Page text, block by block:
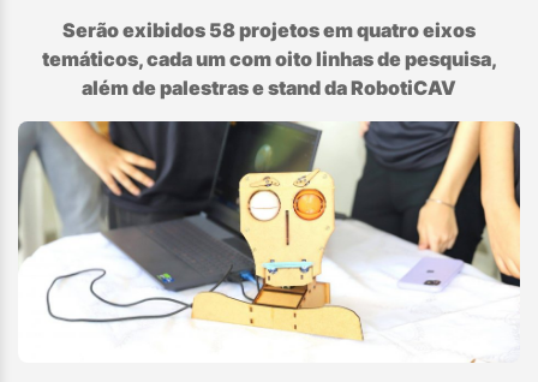
Serão exibidos 58 projetos em quatro eixos
temáticos, cada um com oito linhas de pesquisa,
além de palestras e stand da RobotiCAV